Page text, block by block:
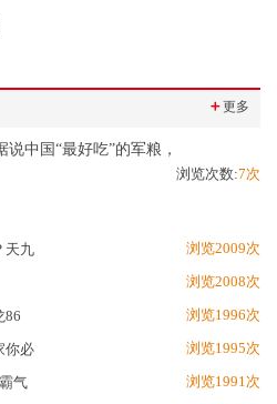
＋更多
说中国“最好吃”的军粮，
浏览次数:7次
天九 浏览2009次
浏览2008次
86 浏览1996次
你必 浏览1995次
气 浏览1991次